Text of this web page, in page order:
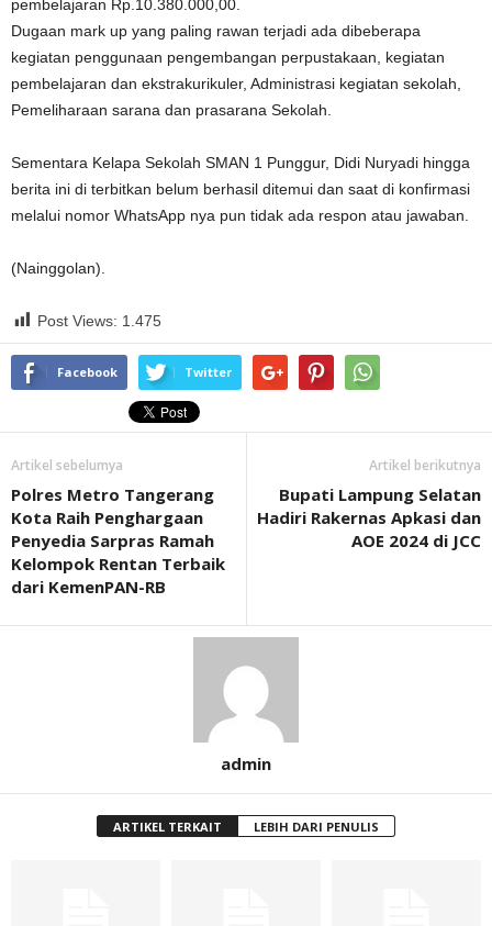
pembelajaran Rp.10.380.000,00.
Dugaan mark up yang paling rawan terjadi ada dibeberapa
kegiatan penggunaan pengembangan perpustakaan, kegiatan
pembelajaran dan ekstrakurikuler, Administrasi kegiatan sekolah,
Pemeliharaan sarana dan prasarana Sekolah.
Sementara Kelapa Sekolah SMAN 1 Punggur, Didi Nuryadi hingga
berita ini di terbitkan belum berhasil ditemui dan saat di konfirmasi
melalui nomor WhatsApp nya pun tidak ada respon atau jawaban.
(Nainggolan).
Post Views: 1.475
Facebook Twitter
Artikel sebelumya
Polres Metro Tangerang
Kota Raih Penghargaan
Penyedia Sarpras Ramah
Kelompok Rentan Terbaik
dari KemenPAN-RB
Artikel berikutnya
Bupati Lampung Selatan
Hadiri Rakernas Apkasi dan
AOE 2024 di JCC
admin
ARTIKEL TERKAIT LEBIH DARI PENULIS